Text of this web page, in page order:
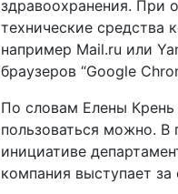
здравоохранения. При
технические
например Mail.ru или
браузеров “Google
По словам Елены
пользоваться можно. В
инициативе
компания выступает